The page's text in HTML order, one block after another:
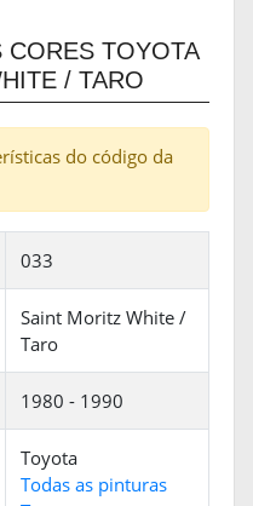
CORES TOYOTA
/ TARO
do código da
033
Saint Moritz White /
Taro
1980 - 1990
Toyota
Todas as pinturas